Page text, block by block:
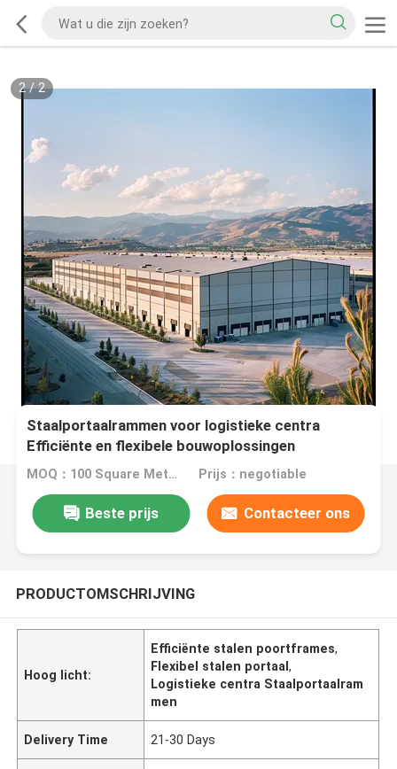
2/2
Staalportaalrammen voor logistieke centra
Efficiënte en flexibele bouwoplossingen
MOQ：100 Square Meters Prijs：negotiable
Beste prijs Contacteer ons
PRODUCTOMSCHRIJVING
Hoog licht:
Efficiënte stalen poortframes,
Flexibel stalen portaal,
Logistieke centra Staalportaalram
men
Delivery Time 21-30 Days